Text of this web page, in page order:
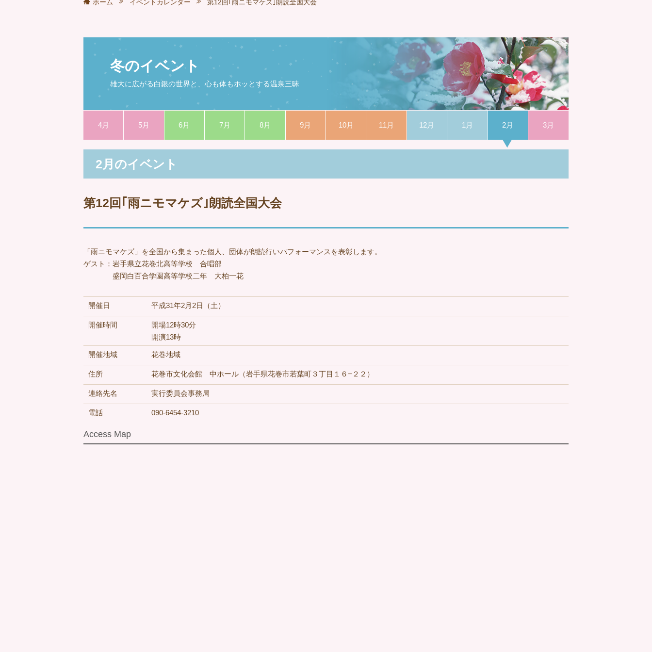
ホーム イベントカレンダー 第12回｢雨ニモマケズ｣朗読全国大会
冬のイベント
雄大に広がる白銀の世界と、心も体もホッとする温泉三昧
4月 5月 6月 7月 8月 9月 10月 11月 12月 1月 2月 3月
2月のイベント
第12回｢雨ニモマケズ｣朗読全国大会
「雨ニモマケズ」を全国から集まった個人、団体が朗読行いパフォーマンスを表彰します。
ゲスト：岩手県立花巻北高等学校 合唱部
盛岡白百合学園高等学校二年 大柏一花
開催日 平成31年2月2日（土）
開催時間
開場12時30分
開演13時
開催地域 花巻地域
住所 花巻市文化会館 中ホール（岩手県花巻市若葉町３丁目１６−２２）
連絡先名 実行委員会事務局
電話 090-6454-3210
Access Map